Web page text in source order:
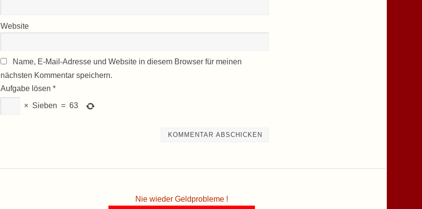
Website
Name, E-Mail-Adresse und Website in diesem Browser für meinen
nächsten Kommentar speichern.
Aufgabe lösen *
× Sieben = 63
Nie wieder Geldprobleme !